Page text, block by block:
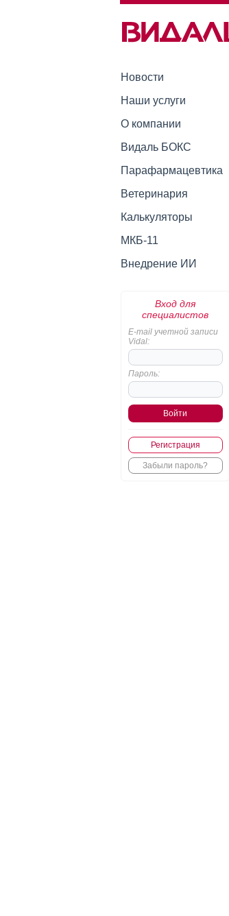
Новости
Наши услуги
О компании
Видаль БОКС
Парафармацевтика
Ветеринария
Калькуляторы
МКБ-11
Внедрение ИИ
Вход для
специалистов
E-mail учетной записи
Vidal:
Пароль:
Регистрация
Забыли пароль?